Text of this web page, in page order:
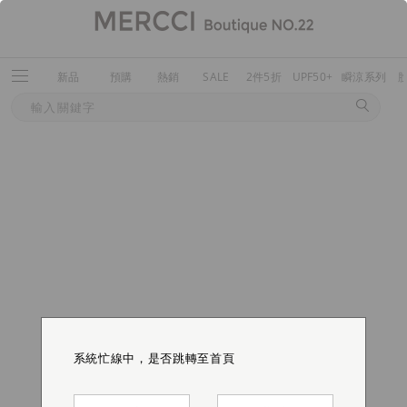
新品 預購 熱銷 SALE 2件5折 UPF50+ 瞬涼系列
系統忙線中，是否跳轉至首頁
系統忙線中，是否跳轉至首頁
系統忙線中，是否跳轉至首頁
系統忙線中，是否跳轉至首頁
系統忙線中，是否跳轉至首頁